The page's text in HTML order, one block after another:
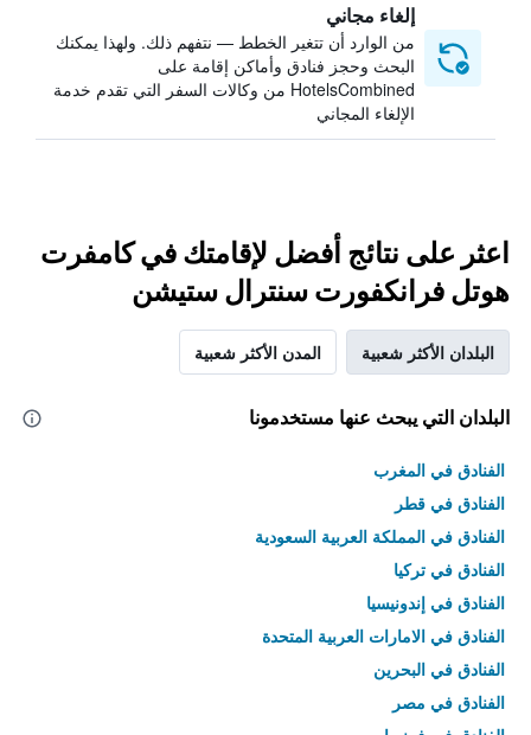
إلغاء مجاني
من الوارد أن تتغير الخطط — نتفهم ذلك. ولهذا يمكنك
البحث وحجز فنادق وأماكن إقامة على
HotelsCombined من وكالات السفر التي تقدم خدمة
الإلغاء المجاني
اعثر على نتائج أفضل لإقامتك في كامفرت
هوتل فرانكفورت سنترال ستيشن
البلدان الأكثر شعبية المدن الأكثر شعبية
البلدان التي يبحث عنها مستخدمونا
الفنادق في المغرب
الفنادق في قطر
الفنادق في المملكة العربية السعودية
الفنادق في تركيا
الفنادق في إندونيسيا
الفنادق في الامارات العربية المتحدة
الفنادق في البحرين
الفنادق في مصر